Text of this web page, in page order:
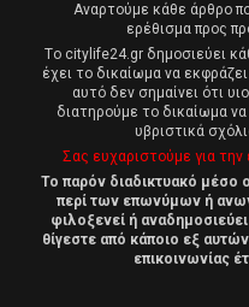
Αναρτούμε κάθε άρθρο
ερέθισμα προς
Tο citylife24.gr δημοσιεύει
έχει το δικαίωμα να
αυτό δεν σημαίνει ότι
διατηρούμε το δικαίωμα
υβριστικά
Σας ευχαριστούμε για
Το παρόν διαδικτυακό μέσο
περί των επωνύμων ή
φιλοξενεί ή
θίγεστε από κάποιο εξ
επικοινωνίας